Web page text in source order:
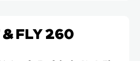
FLY 260